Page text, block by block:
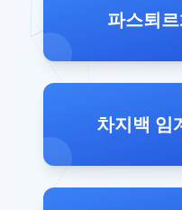
파스퇴
차지백 임